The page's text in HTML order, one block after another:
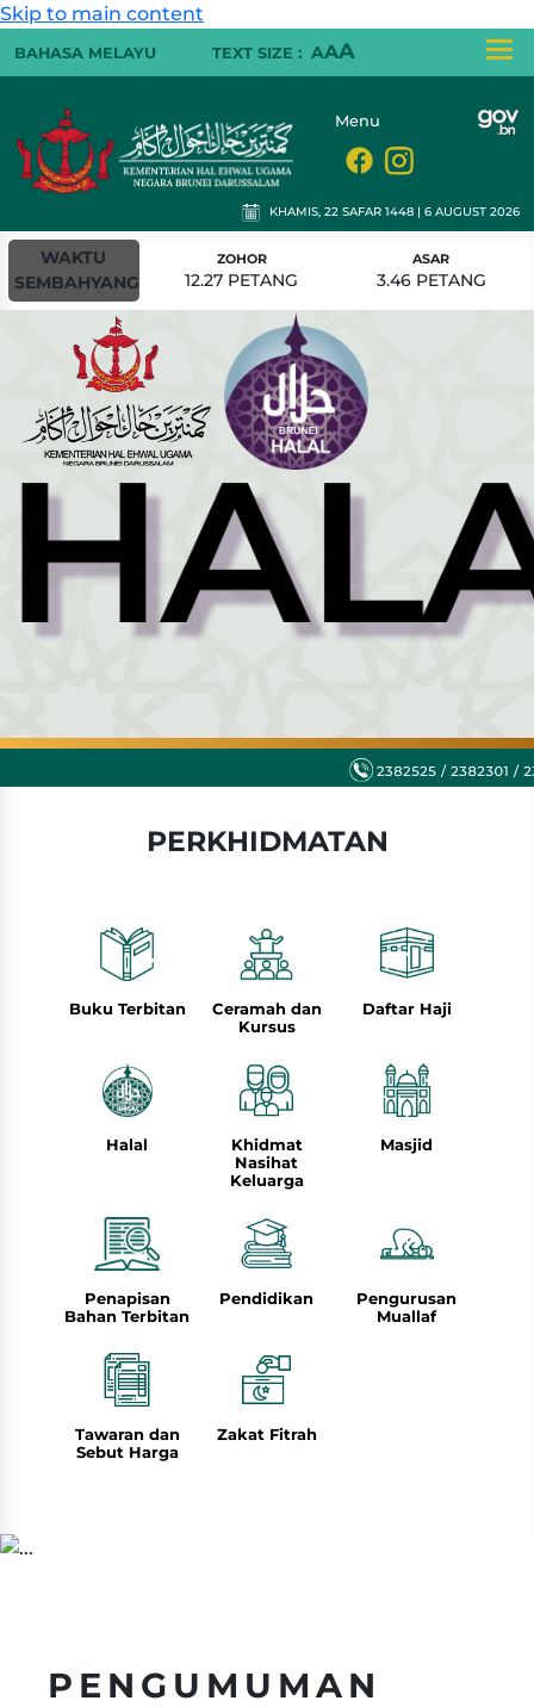
Skip to main content
BAHASA MELAYU TEXT SIZE : AAA
Menu
KHAMIS, 22 SAFAR 1448 | 6 AUGUST 2026
WAKTU
SEMBAHYANG
ZOHOR
12.27 PETANG
ASAR
3.46 PETANG
MAGHRIB
6.36 PETANG
PERKHIDMATAN
Buku Terbitan
Ceramah dan
Kursus
Daftar Haji
Halal
Khidmat
Nasihat
Keluarga
Masjid
Penapisan
Bahan Terbitan
Pendidikan
Pengurusan
Muallaf
Tawaran dan
Sebut Harga
Zakat Fitrah
PENGUMUMAN